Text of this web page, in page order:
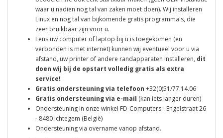
waar u nadien nog tal van zaken moet doen). Wij installeren
Linux en nog tal van bijkomende gratis programma's, die
zeer bruikbaar zijn voor u.
Eens uw computer of laptop bij u is toegekomen (en
verbonden is met internet) kunnen wij eventueel voor u via
afstand, uw printer of andere randapparaten installeren, dit
doen wij bij de opstart volledig gratis als extra
service!
Gratis ondersteuning via telefoon +32(0)51/77.14.06
Gratis ondersteuning via e-mail (kan iets langer duren)
Ondersteuning in onze winkel FD-Computers - Engelstraat 26
- 8480 Ichtegem (België)
Ondersteuning via overname vanop afstand.